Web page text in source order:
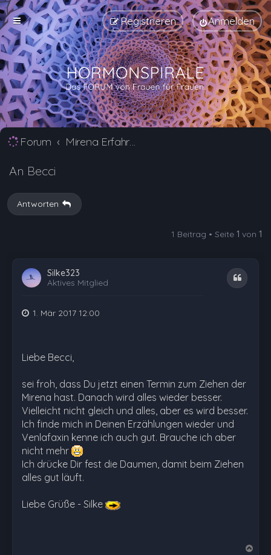
Anmelden
Registrieren
Forum Mirena Erfahrungsberichte und Nebenwirkungen
An Becci
Antworten
1 Beitrag • Seite 1 von 1
Silke323
Aktives Mitglied
Zitat
1. Mär 2017 12:00
Liebe Becci,
sei froh, dass Du jetzt einen Termin zum Ziehen der
Mirena hast. Danach wird alles wieder besser.
Vielleicht nicht gleich und alles, aber es wird besser.
Ich finde mich in Deinen Erzählungen wieder und
Venlafaxin kenne ich auch gut. Brauche ich aber
nicht mehr
Ich drücke Dir fest die Daumen, damit beim Ziehen
alles gut läuft.
Liebe Grüße - Silke